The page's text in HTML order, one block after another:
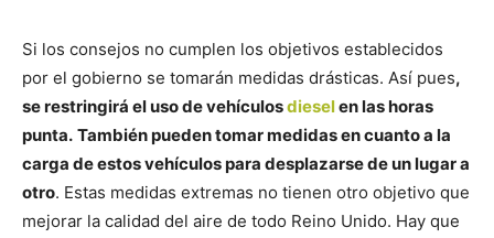
Si los consejos no cumplen los objetivos establecidos
por el gobierno se tomarán medidas drásticas. Así pues,
se restringirá el uso de vehículosdieselen las horas
punta. También pueden tomar medidas en cuanto a la
carga de estos vehículos para desplazarse de un lugar a
otro. Estas medidas extremas no tienen otro objetivo que
mejorar la calidad del aire de todo Reino Unido. Hay que